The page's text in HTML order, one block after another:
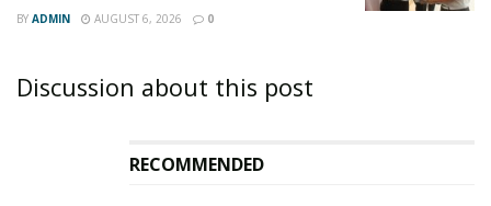
BY ADMIN AUGUST 6, 2026 0
Discussion about this post
RECOMMENDED